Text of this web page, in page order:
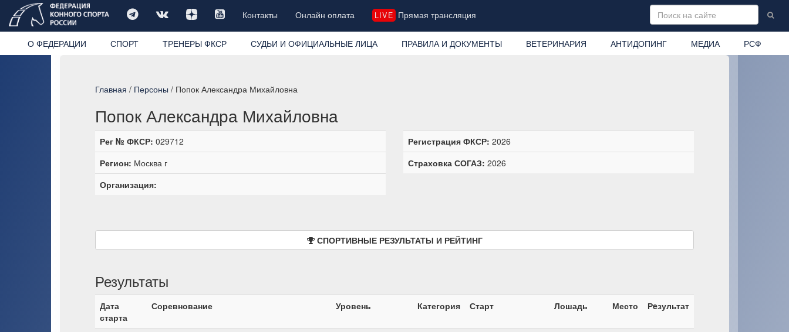
Контакты Онлайн оплата LIVE Прямая трансляция
О ФЕДЕРАЦИИ СПОРТ ТРЕНЕРЫ ФКСР СУДЬИ И ОФИЦИАЛЬНЫЕ ЛИЦА ПРАВИЛА И ДОКУМЕНТЫ ВЕТЕРИНАРИЯ АНТИДОПИНГ МЕДИА РСФ
Главная / Персоны / Попок Александра Михайловна
Попок Александра Михайловна
Рег № ФКСР: 029712
Регион: Москва г
Организация:
Регистрация ФКСР: 2026
Страховка СОГАЗ: 2026
СПОРТИВНЫЕ РЕЗУЛЬТАТЫ И РЕЙТИНГ
Результаты
Дата
старта
Соревнование Уровень Категория Старт Лошадь Место Рeзультат